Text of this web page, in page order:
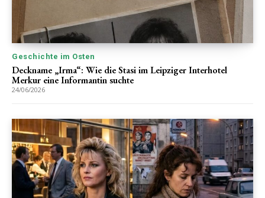
Geschichte im Osten
Deckname „Irma“: Wie die Stasi im Leipziger Interhotel
Merkur eine Informantin suchte
24/06/2026